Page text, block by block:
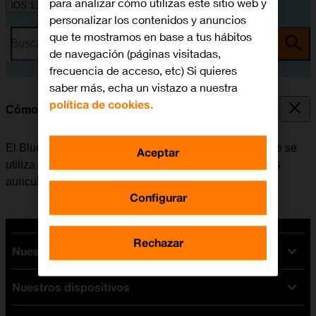
iOS 13.1
Busca por problema o tema
Cómo vincular un dispositivo Bluetooth al móvil
El Bluetooth es una forma de conexión inalámbrica que se
utiliza para establecer conexión con, por ejemplo, unos
auriculares inalámbricos o un teclado.
Nuestras tarifas
Tarifas Orange
Tarifas fibra y móvil
Nuestros dispositivos
personalizar los contenidos y anuncios
que te mostramos en base a tus hábitos
de navegación (páginas visitadas,
frecuencia de acceso, etc) Si quieres
saber más, echa un vistazo a nuestra
política de cookies.
Configurar
Rechazar
Aceptar